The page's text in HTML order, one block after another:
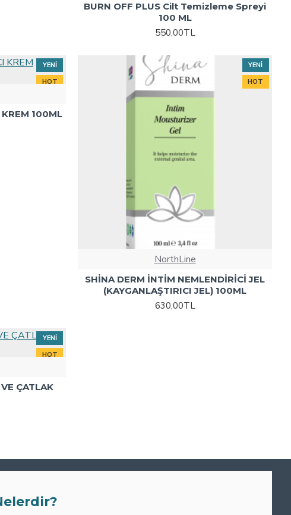
BURN OFF PLUS Cilt Temizleme Spreyi
100 ML
550,00TL
YENI
HOT
100ML
YENI
HOT
NorthLine
SHİNA DERM İNTİM NEMLENDİRİCİ JEL
(KAYGANLAŞTIRICI JEL) 100ML
630,00TL
YENI
HOT
ÇATLAK